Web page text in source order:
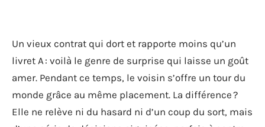
Un vieux contrat qui dort et rapporte moins qu’un
livret A : voilà le genre de surprise qui laisse un goût
amer. Pendant ce temps, le voisin s’offre un tour du
monde grâce au même placement. La différence ?
Elle ne relève ni du hasard ni d’un coup du sort, mais